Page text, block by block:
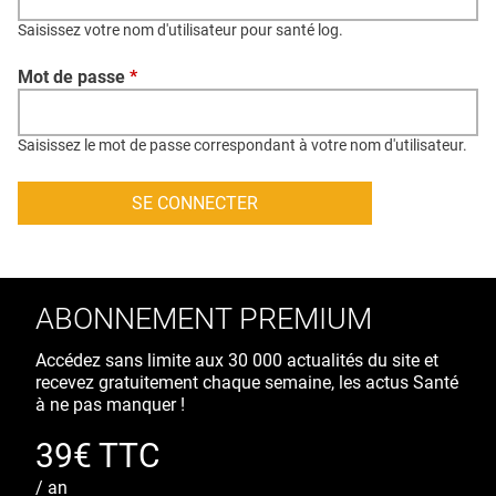
CONTACT
CRÉDITS
Saisissez votre nom d'utilisateur pour santé log.
Mot de passe *
Saisissez le mot de passe correspondant à votre nom d'utilisateur.
ABONNEMENT PREMIUM
Accédez sans limite aux 30 000 actualités du site et
recevez gratuitement chaque semaine, les actus Santé
à ne pas manquer !
39€ TTC
/ an